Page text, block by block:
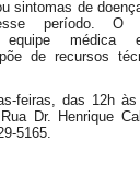
sintomas de
período.
equipe médica
de recursos
feiras, das 12h
Dr. Henrique
5165.